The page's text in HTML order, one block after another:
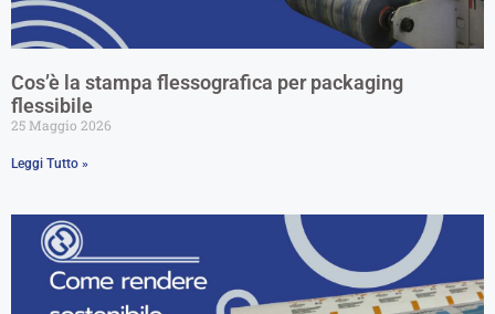
Cos’è la stampa flessografica per packaging
flessibile
25 Maggio 2026
Leggi Tutto »